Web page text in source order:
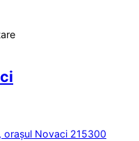
orașul Novaci 215300